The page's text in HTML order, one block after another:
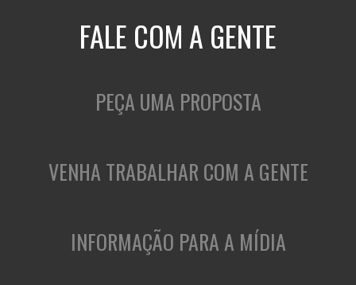
FALE COM A GENTE
PEÇA UMA PROPOSTA
VENHA TRABALHAR COM A GENTE
INFORMAÇÃO PARA A MÍDIA